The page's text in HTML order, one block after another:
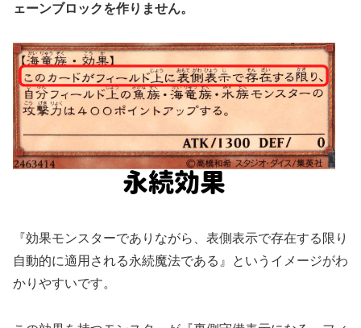
ェーンブロックを作りません。
『効果モンスターでありながら、表側表示で存在する限り
自動的に適用される永続魔法である』というイメージがわ
かりやすいです。